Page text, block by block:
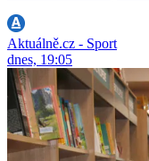
Aktuálně.cz - Sport
dnes, 19:05